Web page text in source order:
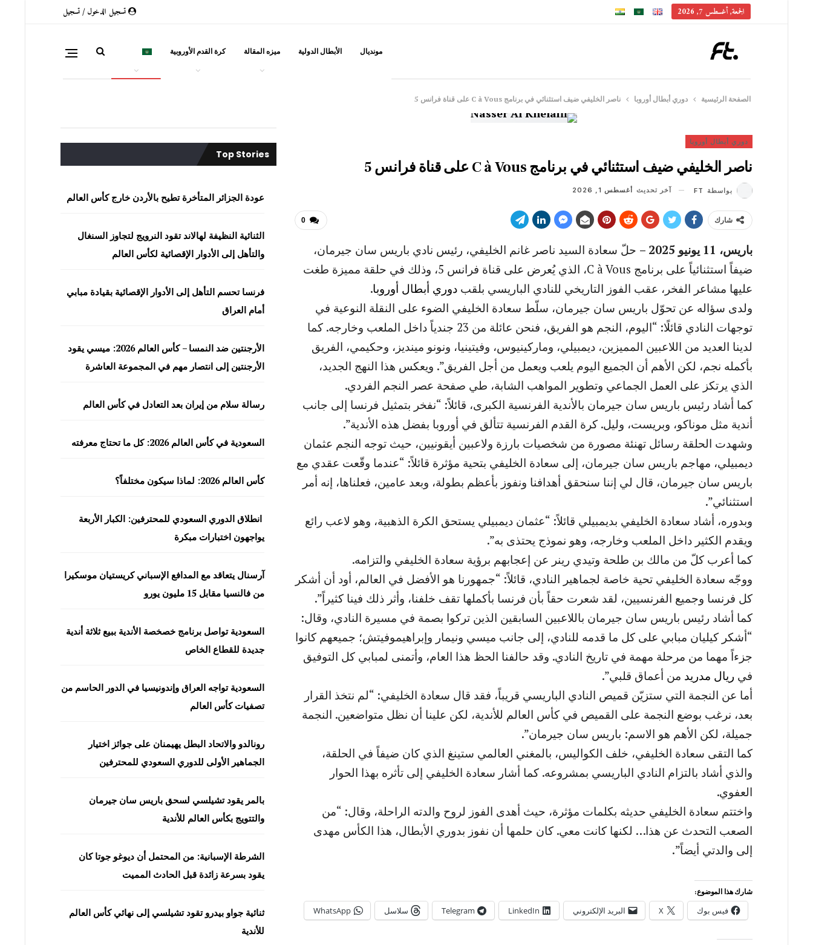
تسجيل الدخول / تسجيل الجمعة, أغسطس 7, 2026
مونديال الأبطال الدولية ميزه المقالة كرة القدم الأوروبية
الصفحة الرئيسية دوري أبطال أوروبا ناصر الخليفي ضيف استثنائي في برنامج C à Vous على قناة فرانس 5
دوري أبطال أوروبا
ناصر الخليفي ضيف استثنائي في برنامج C à Vous على قناة فرانس 5
بواسطة FT آخر تحديث أغسطس 1, 2026
0 شارك
باريس، 11 يونيو 2025 –
حلّ سعادة السيد ناصر غانم الخليفي، رئيس نادي باريس سان جيرمان،
ضيفاً استثنائياً على برنامج C à Vous، الذي يُعرض على قناة فرانس 5، وذلك في حلقة مميزة طغت
عليها مشاعر الفخر، عقب الفوز التاريخي للنادي الباريسي بلقب دوري أبطال أوروبا.
ولدى سؤاله عن تحوّل باريس سان جيرمان، سلّط سعادة الخليفي الضوء على النقلة النوعية في
توجهات النادي قائلًا: “اليوم، النجم هو الفريق، فنحن عائلة من 23 جندياً داخل الملعب وخارجه. كما
لدينا العديد من اللاعبين المميزين، ديمبيلي، وماركينيوس، وفيتينيا، ونونو مينديز، وحكيمي، الفريق
بأكمله نجم، لكن الأهم أن الجميع اليوم يلعب ويعمل من أجل الفريق”. ويعكس هذا النهج الجديد،
الذي يرتكز على العمل الجماعي وتطوير المواهب الشابة، طي صفحة عصر النجم الفردي.
كما أشاد رئيس باريس سان جيرمان بالأندية الفرنسية الكبرى، قائلاً: “نفخر بتمثيل فرنسا إلى جانب
أندية مثل موناكو، وبريست، وليل. كرة القدم الفرنسية تتألق في أوروبا بفضل هذه الأندية”.
وشهدت الحلقة رسائل تهنئة مصورة من شخصيات بارزة ولاعبين أيقونيين، حيث توجه النجم عثمان
ديمبيلي، مهاجم باريس سان جيرمان، إلى سعادة الخليفي بتحية مؤثرة قائلاً: “عندما وقّعت عقدي مع
باريس سان جيرمان، قال لي إننا سنحقق أهدافنا ونفوز بأعظم بطولة، وبعد عامين، فعلناها، إنه أمر
استثنائي”.
وبدوره، أشاد سعادة الخليفي بديمبيلي قائلاً: “عثمان ديمبيلي يستحق الكرة الذهبية، وهو لاعب رائع
ويقدم الكثير داخل الملعب وخارجه، وهو نموذج يحتذى به”.
كما أعرب كلّ من مالك بن طلحة وتيدي رينر عن إعجابهم برؤية سعادة الخليفي والتزامه.
ووجّه سعادة الخليفي تحية خاصة لجماهير النادي، قائلاً: “جمهورنا هو الأفضل في العالم، أود أن أشكر
كل فرنسا وجميع الفرنسيين، لقد شعرت حقاً بأن فرنسا بأكملها تقف خلفنا، وأثر ذلك فينا كثيراً”.
كما أشاد رئيس باريس سان جيرمان باللاعبين السابقين الذين تركوا بصمة في مسيرة النادي، وقال:
“أشكر كيليان مبابي على كل ما قدمه للنادي، إلى جانب ميسي ونيمار وإبراهيموفيتش؛ جميعهم كانوا
جزءاً مهما من مرحلة مهمة في تاريخ النادي. وقد حالفنا الحظ هذا العام، وأتمنى لمبابي كل التوفيق
في ريال مدريد من أعماق قلبي”.
أما عن النجمة التي ستزيّن قميص النادي الباريسي قريباً، فقد قال سعادة الخليفي: “لم نتخذ القرار
بعد، نرغب بوضع النجمة على القميص في كأس العالم للأندية، لكن علينا أن نظل متواضعين. النجمة
جميلة، لكن الأهم هو الاسم: باريس سان جيرمان”.
كما التقى سعادة الخليفي، خلف الكواليس، بالمغني العالمي ستينغ الذي كان ضيفاً في الحلقة،
والذي أشاد بالتزام النادي الباريسي بمشروعه. كما أشار سعادة الخليفي إلى تأثره بهذا الحوار
العفوي.
واختتم سعادة الخليفي حديثه بكلمات مؤثرة، حيث أهدى الفوز لروح والدته الراحلة، وقال: “من
الصعب التحدث عن هذا… لكنها كانت معي. كان حلمها أن نفوز بدوري الأبطال، هذا الكأس مهدى
إلى والدتي أيضاً”.
شارك هذا الموضوع:
فيس بوك X البريد الإلكتروني LinkedIn
Telegram سلاسل WhatsApp
Top Stories
عودة الجزائر المتأخرة تطيح بالأردن خارج كأس العالم
الثنائية النظيفة لهالاند تقود النرويج لتجاوز السنغال
والتأهل إلى الأدوار الإقصائية لكأس العالم
فرنسا تحسم التأهل إلى الأدوار الإقصائية بقيادة مبابي
أمام العراق
الأرجنتين ضد النمسا – كأس العالم 2026: ميسي يقود
الأرجنتين إلى انتصار مهم في المجموعة العاشرة
رسالة سلام من إيران بعد التعادل في كأس العالم
السعودية في كأس العالم 2026: كل ما تحتاج معرفته
كأس العالم 2026: لماذا سيكون مختلفاً؟
انطلاق الدوري السعودي للمحترفين: الكبار الأربعة
يواجهون اختبارات مبكرة
آرسنال يتعاقد مع المدافع الإسباني كريستيان موسكيرا
من فالنسيا مقابل 15 مليون يورو
السعودية تواصل برنامج خصخصة الأندية ببيع ثلاثة أندية
جديدة للقطاع الخاص
السعودية تواجه العراق وإندونيسيا في الدور الحاسم من
تصفيات كأس العالم
رونالدو والاتحاد البطل يهيمنان على جوائز اختيار
الجماهير الأولى للدوري السعودي للمحترفين
بالمر يقود تشيلسي لسحق باريس سان جيرمان
والتتويج بكأس العالم للأندية
الشرطة الإسبانية: من المحتمل أن ديوغو جوتا كان
يقود بسرعة زائدة قبل الحادث المميت
ثنائية جواو بيدرو تقود تشيلسي إلى نهائي كأس العالم
للأندية